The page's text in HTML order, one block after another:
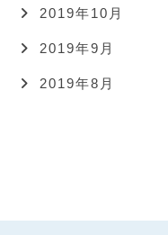
2019年10月
2019年9月
2019年8月